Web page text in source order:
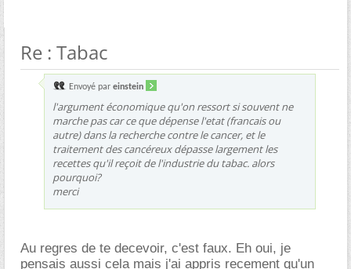
Re : Tabac
Envoyé par einstein
l'argument économique qu'on ressort si souvent ne
marche pas car ce que dépense l'etat (francais ou
autre) dans la recherche contre le cancer, et le
traitement des cancéreux dépasse largement les
recettes qu'il reçoit de l'industrie du tabac. alors
pourquoi?
merci
Au regres de te decevoir, c'est faux. Eh oui, je
pensais aussi cela mais j'ai appris recement qu'un